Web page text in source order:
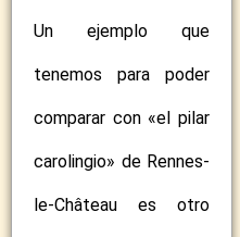
Un ejemplo que
tenemos para poder
comparar con «el pilar
carolingio» de Rennes-
le-Château es otro